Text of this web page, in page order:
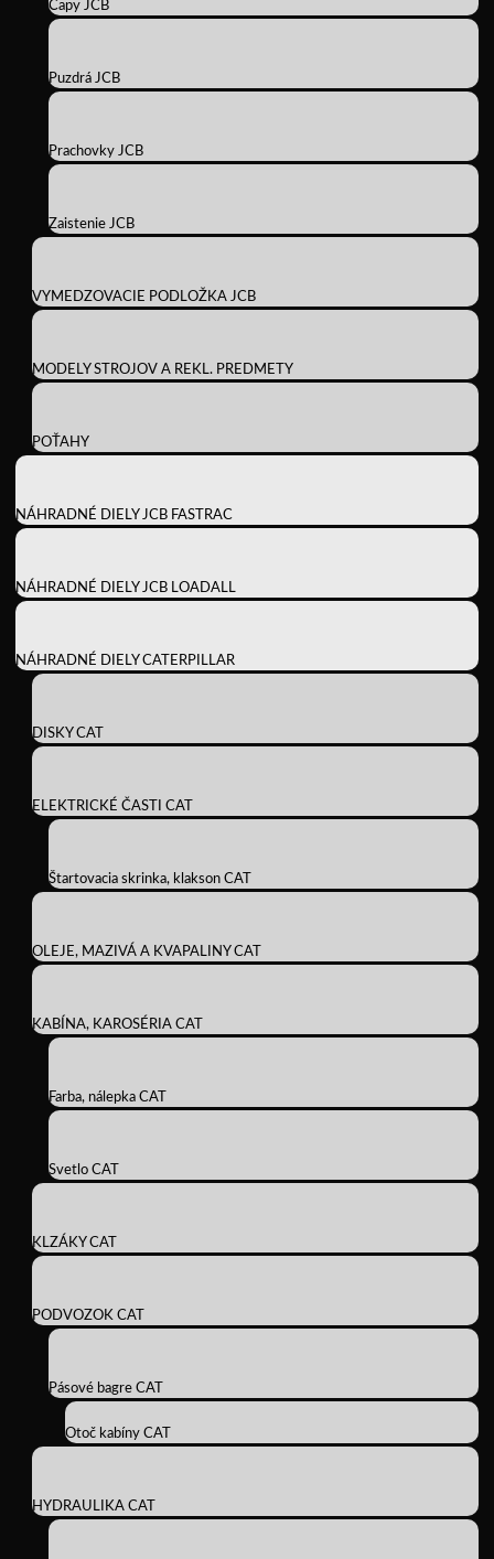
Čapy JCB
Puzdrá JCB
Prachovky JCB
Zaistenie JCB
VYMEDZOVACIE PODLOŽKA JCB
MODELY STROJOV A REKL. PREDMETY
POŤAHY
NÁHRADNÉ DIELY JCB FASTRAC
NÁHRADNÉ DIELY JCB LOADALL
NÁHRADNÉ DIELY CATERPILLAR
DISKY CAT
ELEKTRICKÉ ČASTI CAT
Štartovacia skrinka, klakson CAT
OLEJE, MAZIVÁ A KVAPALINY CAT
KABÍNA, KAROSÉRIA CAT
Farba, nálepka CAT
Svetlo CAT
KLZÁKY CAT
PODVOZOK CAT
Pásové bagre CAT
Otoč kabíny CAT
HYDRAULIKA CAT